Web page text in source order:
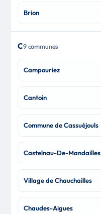
Brion
C9 communes
Campouriez
Cantoin
Commune de Cassuéjouls
Castelnau-De-Mandailles
Village de Chauchailles
Chaudes-Aigues